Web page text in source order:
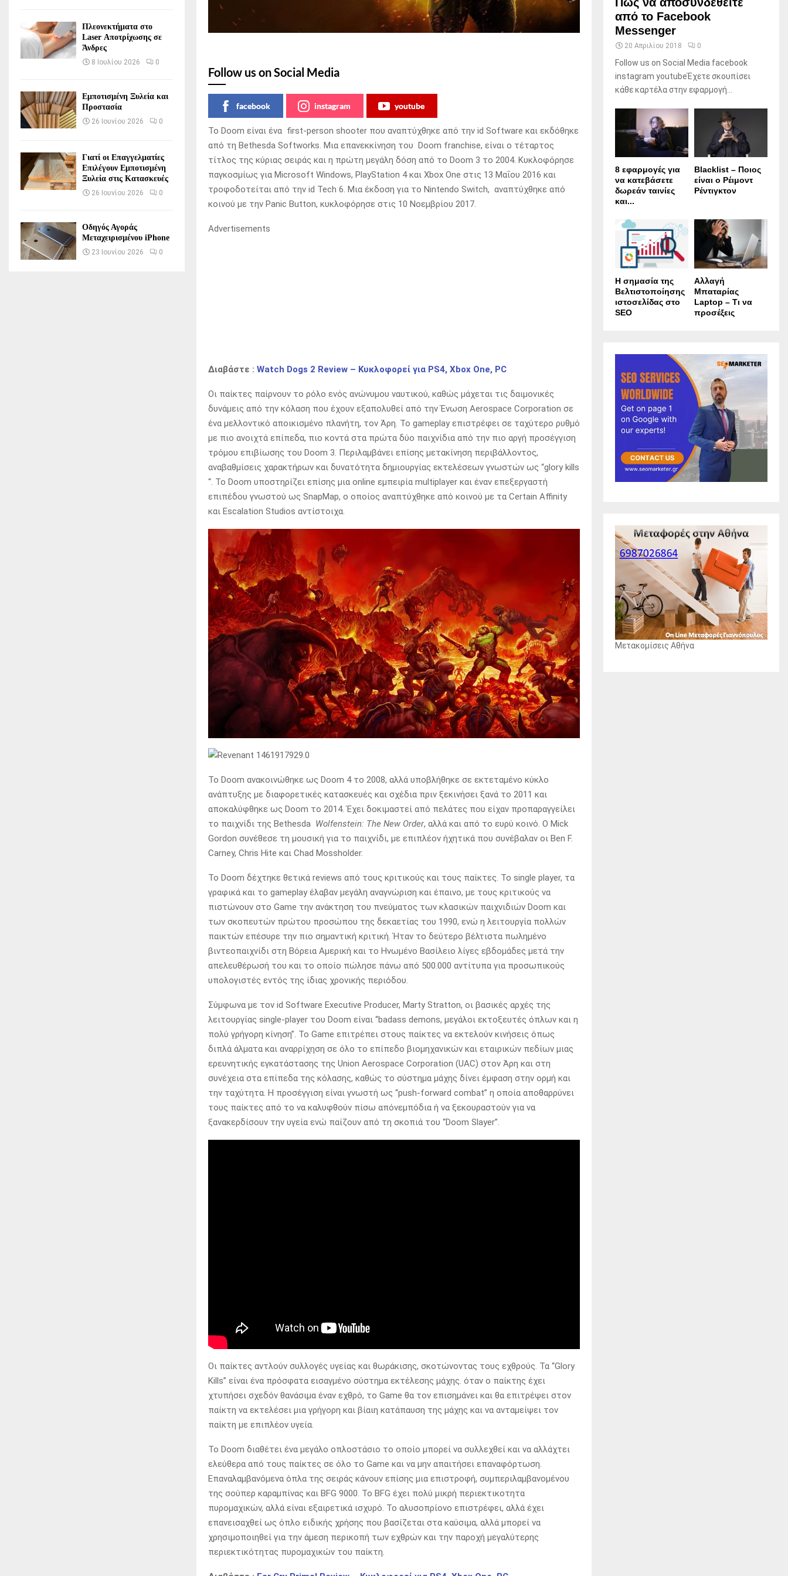
Follow us on Social Media
facebook instagram youtube
Το Doom είναι ένα first-person shooter που αναπτύχθηκε από την id Software και εκδόθηκε
από τη Bethesda Softworks. Μια επανεκκίνηση του Doom franchise, είναι ο τέταρτος
τίτλος της κύριας σειράς και η πρώτη μεγάλη δόση από το Doom 3 το 2004. Κυκλοφόρησε
παγκοσμίως για Microsoft Windows, PlayStation 4 και Xbox One στις 13 Μαΐου 2016 και
τροφοδοτείται από την id Tech 6. Μια έκδοση για το Nintendo Switch, αναπτύχθηκε από
κοινού με την Panic Button, κυκλοφόρησε στις 10 Νοεμβρίου 2017.
Advertisements
Διαβάστε : Watch Dogs 2 Review – Κυκλοφορεί για PS4, Xbox One, PC
Οι παίκτες παίρνουν το ρόλο ενός ανώνυμου ναυτικού, καθώς μάχεται τις δαιμονικές
δυνάμεις από την κόλαση που έχουν εξαπολυθεί από την Ένωση Aerospace Corporation σε
ένα μελλοντικό αποικισμένο πλανήτη, τον Άρη. Το gameplay επιστρέφει σε ταχύτερο ρυθμό
με πιο ανοιχτά επίπεδα, πιο κοντά στα πρώτα δύο παιχνίδια από την πιο αργή προσέγγιση
τρόμου επιβίωσης του Doom 3. Περιλαμβάνει επίσης μετακίνηση περιβάλλοντος,
αναβαθμίσεις χαρακτήρων και δυνατότητα δημιουργίας εκτελέσεων γνωστών ως “glory kills
“. Το Doom υποστηρίζει επίσης μια online εμπειρία multiplayer και έναν επεξεργαστή
επιπέδου γνωστού ως SnapMap, ο οποίος αναπτύχθηκε από κοινού με τα Certain Affinity
και Escalation Studios αντίστοιχα.
Το Doom ανακοινώθηκε ως Doom 4 το 2008, αλλά υποβλήθηκε σε εκτεταμένο κύκλο
ανάπτυξης με διαφορετικές κατασκευές και σχέδια πριν ξεκινήσει ξανά το 2011 και
αποκαλύφθηκε ως Doom το 2014. Έχει δοκιμαστεί από πελάτες που είχαν προπαραγγείλει
το παιχνίδι της Bethesda Wolfenstein: The New Order, αλλά και από το ευρύ κοινό. Ο Mick
Gordon συνέθεσε τη μουσική για το παιχνίδι, με επιπλέον ήχητικά που συνέβαλαν οι Ben F.
Carney, Chris Hite και Chad Mossholder.
Το Doom δέχτηκε θετικά reviews από τους κριτικούς και τους παίκτες. Το single player, τα
γραφικά και το gameplay έλαβαν μεγάλη αναγνώριση και έπαινο, με τους κριτικούς να
πιστώνουν στο Game την ανάκτηση του πνεύματος των κλασικών παιχνιδιών Doom και
των σκοπευτών πρώτου προσώπου της δεκαετίας του 1990, ενώ η λειτουργία πολλών
παικτών επέσυρε την πιο σημαντική κριτική. Ήταν το δεύτερο βέλτιστα πωλημένο
βιντεοπαιχνίδι στη Βόρεια Αμερική και το Ηνωμένο Βασίλειο λίγες εβδομάδες μετά την
απελευθέρωσή του και το οποίο πώλησε πάνω από 500.000 αντίτυπα για προσωπικούς
υπολογιστές εντός της ίδιας χρονικής περιόδου.
Σύμφωνα με τον id Software Executive Producer, Marty Stratton, οι βασικές αρχές της
λειτουργίας single-player του Doom είναι “badass demons, μεγάλοι εκτοξευτές όπλων και η
πολύ γρήγορη κίνηση”. Το Game επιτρέπει στους παίκτες να εκτελούν κινήσεις όπως
διπλά άλματα και αναρρίχηση σε όλο το επίπεδο βιομηχανικών και εταιρικών πεδίων μιας
ερευνητικής εγκατάστασης της Union Aerospace Corporation (UAC) στον Άρη και στη
συνέχεια στα επίπεδα της κόλασης, καθώς το σύστημα μάχης δίνει έμφαση στην ορμή και
την ταχύτητα. Η προσέγγιση είναι γνωστή ως “push-forward combat” η οποία αποθαρρύνει
τους παίκτες από το να καλυφθούν πίσω απόνεμπόδια ή να ξεκουραστούν για να
ξανακερδίσουν την υγεία ενώ παίζουν από τη σκοπιά του “Doom Slayer”.
Οι παίκτες αντλούν συλλογές υγείας και θωράκισης, σκοτώνοντας τους εχθρούς. Τα “Glory
Kills” είναι ένα πρόσφατα εισαγμένο σύστημα εκτέλεσης μάχης. όταν ο παίκτης έχει
χτυπήσει σχεδόν θανάσιμα έναν εχθρό, το Game θα τον επισημάνει και θα επιτρέψει στον
παίκτη να εκτελέσει μια γρήγορη και βίαιη κατάπαυση της μάχης και να ανταμείψει τον
παίκτη με επιπλέον υγεία.
Το Doom διαθέτει ένα μεγάλο οπλοστάσιο το οποίο μπορεί να συλλεχθεί και να αλλάχτει
ελεύθερα από τους παίκτες σε όλο το Game και να μην απαιτήσει επαναφόρτωση.
Επαναλαμβανόμενα όπλα της σειράς κάνουν επίσης μια επιστροφή, συμπεριλαμβανομένου
της σούπερ καραμπίνας και BFG 9000. Το BFG έχει πολύ μικρή περιεκτικοτητα
πυρομαχικών, αλλά είναι εξαιρετικά ισχυρό. Το αλυσοπρίονο επιστρέφει, αλλά έχει
επανεισαχθεί ως όπλο ειδικής χρήσης που βασίζεται στα καύσιμα, αλλά μπορεί να
χρησιμοποιηθεί για την άμεση περικοπή των εχθρών και την παροχή μεγαλύτερης
περιεκτικότητας πυρομαχικών του παίκτη.
Πλεονεκτήματα στο
Laser Αποτρίχωσης σε
Άνδρες
8 Ιουλίου 2026 0
Εμποτισμένη Ξυλεία και
Προστασία
26 Ιουνίου 2026 0
Γιατί οι Επαγγελματίες
Επιλέγουν Εμποτισμένη
Ξυλεία στις Κατασκευές
26 Ιουνίου 2026 0
Οδηγός Αγοράς
Μεταχειρισμένου iPhone
23 Ιουνίου 2026 0
από το Facebook
Messenger
20 Απριλίου 2018 0
Follow us on Social Media facebook
instagram youtubeΈχετε σκουπίσει
κάθε καρτέλα στην εφαρμογή...
8 εφαρμογές για
να κατεβάσετε
δωρεάν ταινίες
και...
Blacklist – Ποιος
είναι ο Ρέιμοντ
Ρέντιγκτον
Η σημασία της
Βελτιστοποίησης
ιστοσελίδας στο
SEO
Αλλαγή
Μπαταρίας
Laptop – Τι να
προσέξεις
Μετακομίσεις Αθήνα